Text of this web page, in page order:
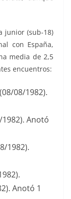
junior (sub-18)
con España,
media de 2,5
encuentros:
08/1982).
Anotó
1982).
Anotó 1